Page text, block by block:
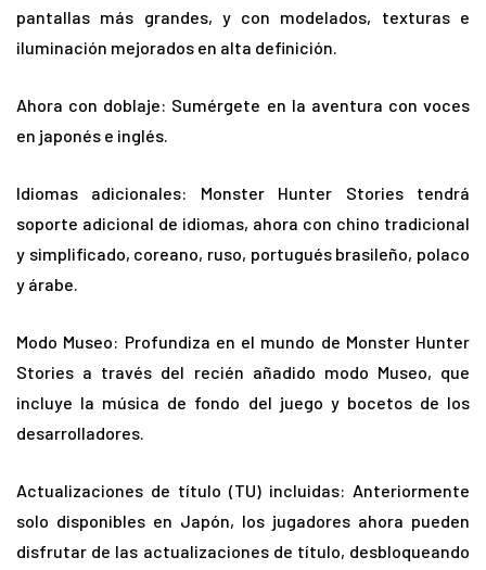
pantallas más grandes, y con modelados, texturas e
iluminación mejorados en alta definición.
Ahora con doblaje: Sumérgete en la aventura con voces
en japonés e inglés.
Idiomas adicionales: Monster Hunter Stories tendrá
soporte adicional de idiomas, ahora con chino tradicional
y simplificado, coreano, ruso, portugués brasileño, polaco
y árabe.
Modo Museo: Profundiza en el mundo de Monster Hunter
Stories a través del recién añadido modo Museo, que
incluye la música de fondo del juego y bocetos de los
desarrolladores.
Actualizaciones de título (TU) incluidas: Anteriormente
solo disponibles en Japón, los jugadores ahora pueden
disfrutar de las actualizaciones de título, desbloqueando